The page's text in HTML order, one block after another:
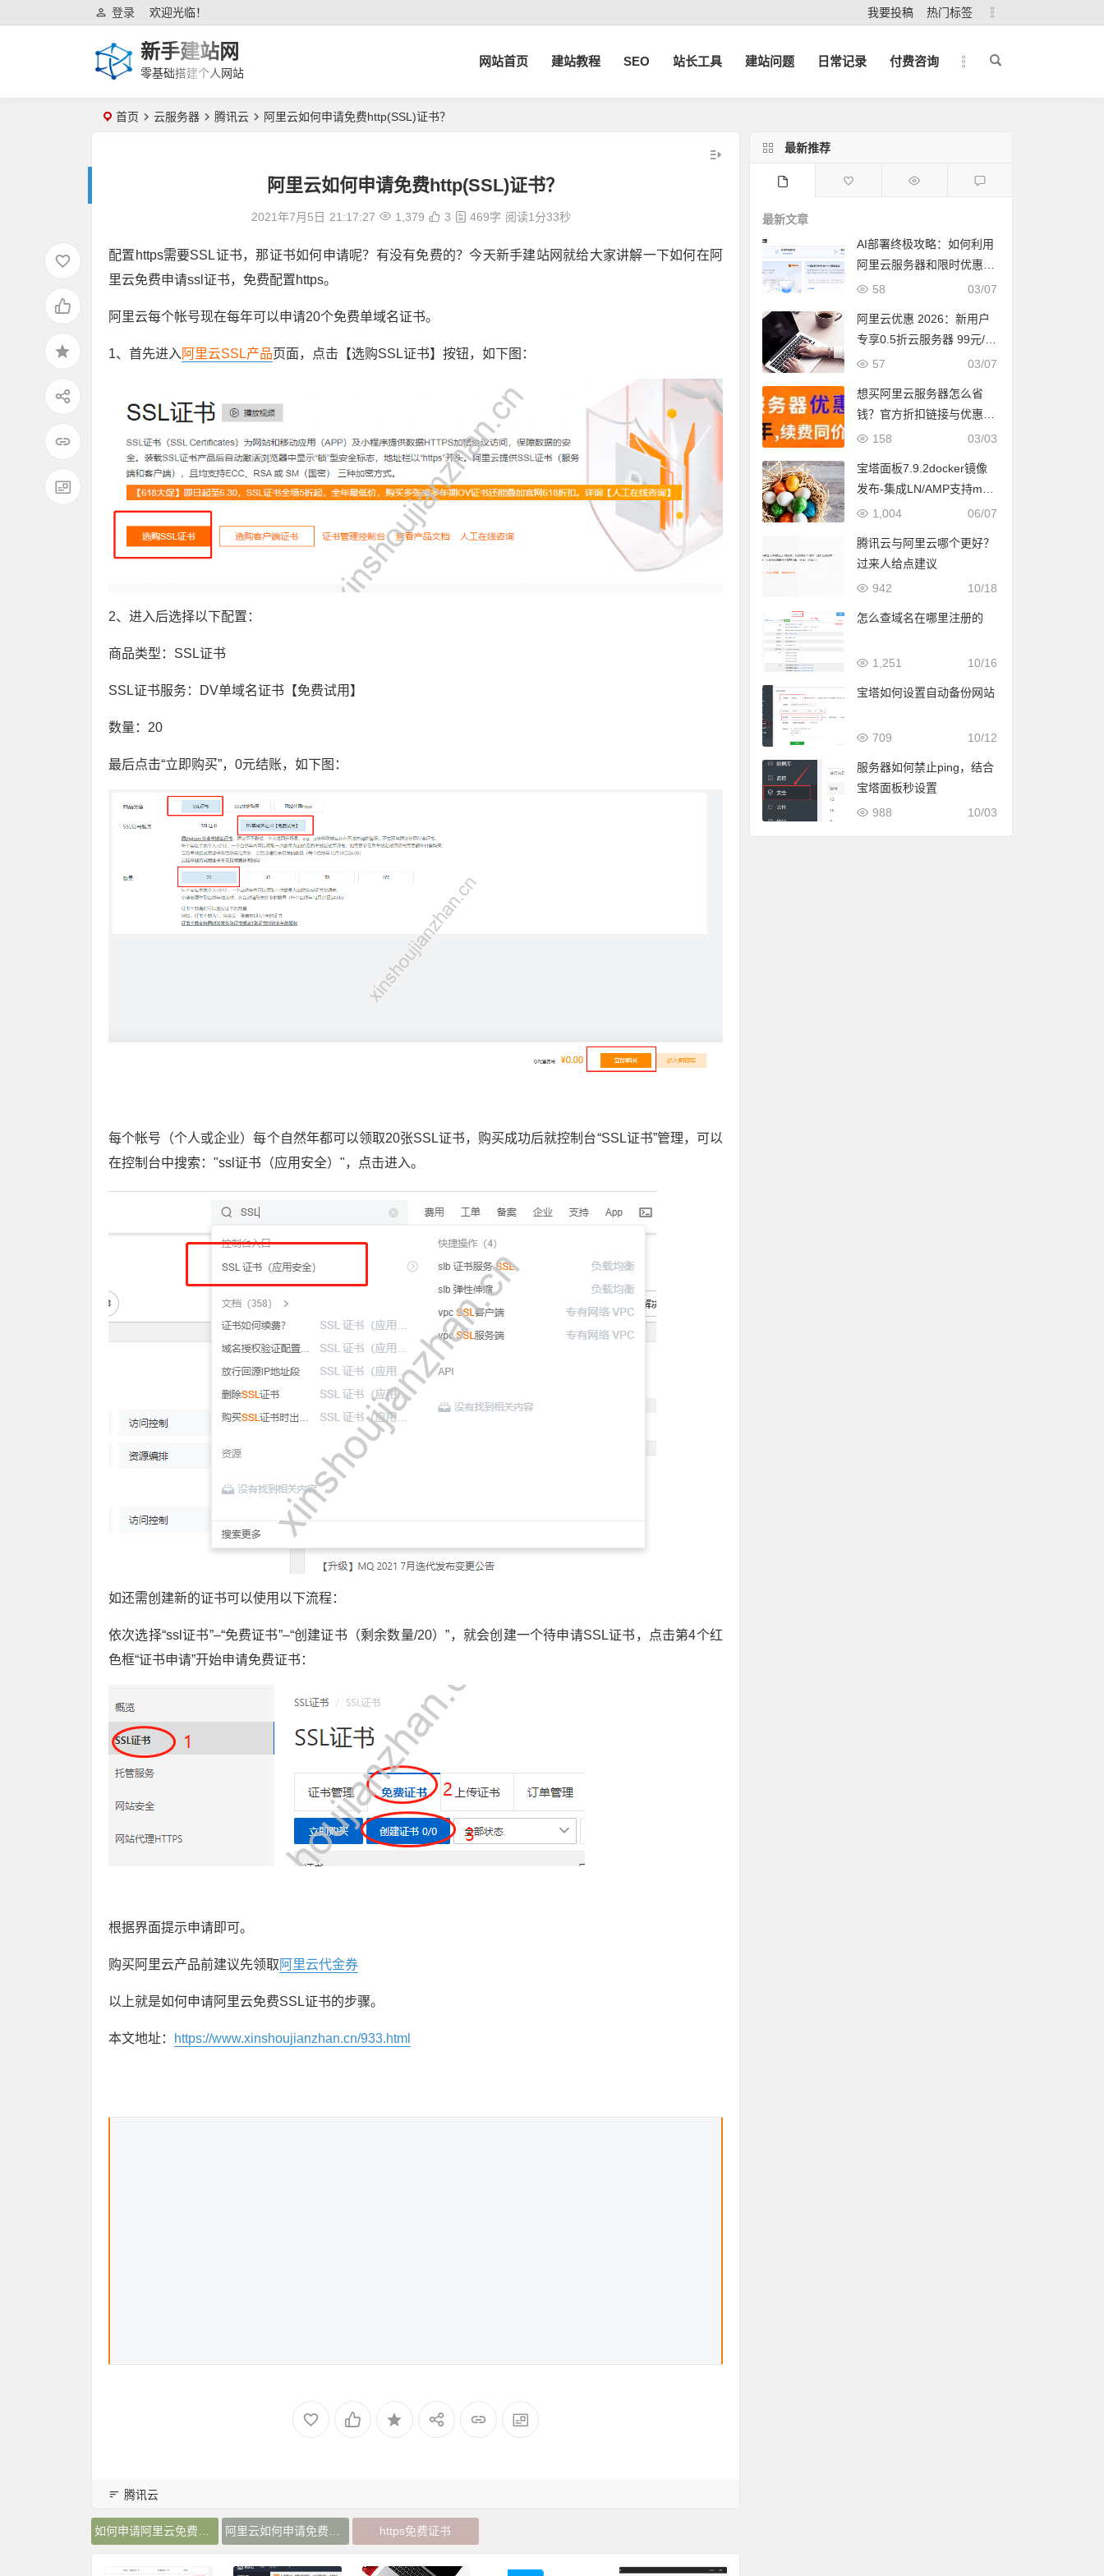
欢迎光临！
登录 我要投稿 热门标签
新手建站网
零基础搭建个人网站
网站首页 建站教程 SEO 站长工具 建站问题 日常记录 付费咨询
首页 云服务器 腾讯云 阿里云如何申请免费http(SSL)证书？
阿里云如何申请免费http(SSL)证书？
2021年7月5日 21:17:27 1,379 3 469字 阅读1分33秒
配置https需要SSL证书，那证书如何申请呢？有没有免费的？今天新手建站网就给大家讲解一下如何在阿
里云免费申请ssl证书，免费配置https。
阿里云每个帐号现在每年可以申请20个免费单域名证书。
1、首先进入 阿里云SSL产品页面，点击【选购SSL证书】按钮，如下图：
2、进入后选择以下配置：
商品类型：SSL证书
SSL证书服务：DV单域名证书【免费试用】
数量：20
最后点击“立即购买”，0元结账，如下图：
每个帐号（个人或企业）每个自然年都可以领取20张SSL证书，购买成功后就控制台“SSL证书”管理，可以
在控制台中搜索："ssl证书（应用安全）"，点击进入。
如还需创建新的证书可以使用以下流程：
依次选择“ssl证书”–“免费证书”–“创建证书（剩余数量/20）”，就会创建一个待申请SSL证书，点击第4个红
色框“证书申请”开始申请免费证书：
根据界面提示申请即可。
购买阿里云产品前建议先领取阿里云代金券
以上就是如何申请阿里云免费SSL证书的步骤。
本文地址： https://www.xinshoujianzhan.cn/933.html
腾讯云
https免费证书
最新推荐
最新文章
AI部署终极攻略：如何利用
阿里云服务器和限时优惠，
快速打造你的下一个爆款应
03/07
58
阿里云优惠 2026：新用户
专享0.5折云服务器 99元/年
限时抢购
03/07
57
想买阿里云服务器怎么省
钱？官方折扣链接与优惠券
领取全攻略
03/03
158
宝塔面板7.9.2docker镜像
发布-集成LN/AMP支持m1/
m2 mac版本
06/07
1,004
腾讯云与阿里云哪个更好？
过来人给点建议
10/18
942
怎么查域名在哪里注册的
10/16
1,251
宝塔如何设置自动备份网站
10/12
709
服务器如何禁止ping，结合
宝塔面板秒设置
10/03
988